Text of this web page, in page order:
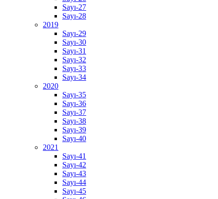
Sayı-27
Sayı-28
2019
Sayı-29
Sayı-30
Sayı-31
Sayı-32
Sayı-33
Sayı-34
2020
Sayı-35
Sayı-36
Sayı-37
Sayı-38
Sayı-39
Sayı-40
2021
Sayı-41
Sayı-42
Sayı-43
Sayı-44
Sayı-45